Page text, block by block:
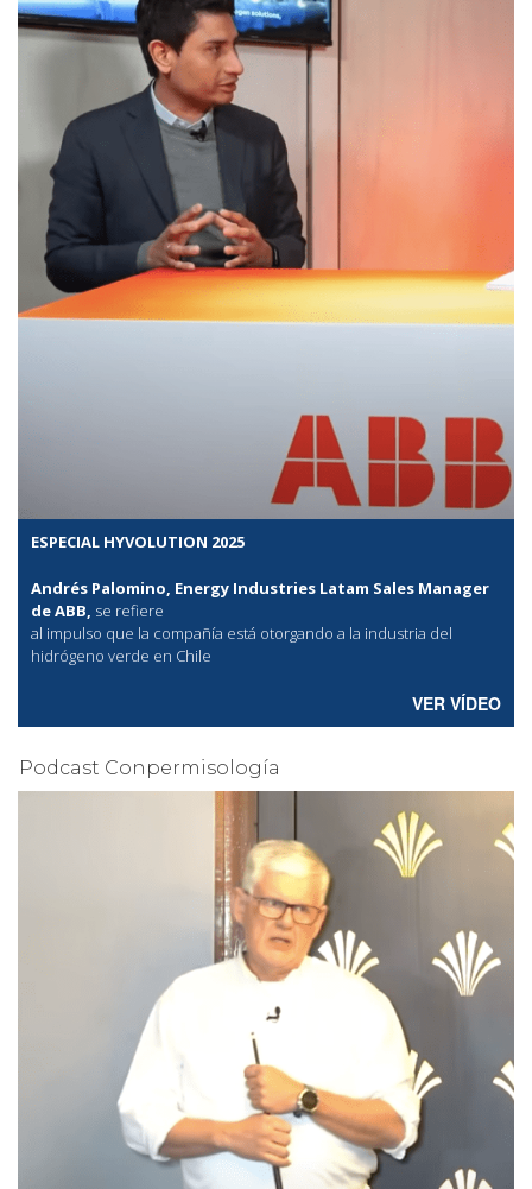
ESPECIAL HYVOLUTION 2025
Andrés Palomino, Energy Industries Latam Sales Manager
de ABB, se refiere
al impulso que la compañía está otorgando a la industria del
hidrógeno verde en Chile
VER VÍDEO
Podcast Conpermisología